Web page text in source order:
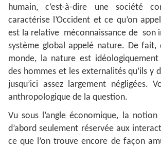
humain, c’est-à-dire une société
caractérise l’Occident et ce qu’on
est la relative méconnaissance de son
système global appelé nature. De fait,
monde, la nature est
des hommes et les externalités qu’ils y
jusqu’ici assez largement négligées.
anthropologique de la question.
Vu sous l’angle économique, la notion
d’abord seulement réservée aux
ce que l’on trouve encore de façon